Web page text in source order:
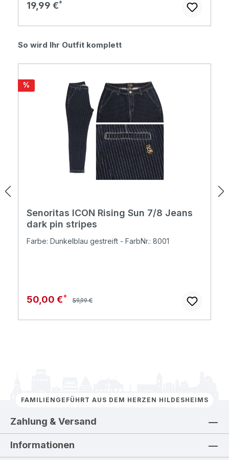
Regulärer Preis:
19,99 €
Produktgalerie überspringen
So wird Ihr Outfit komplett
Rabatt
%
Senoritas ICON Rising Sun 7/8 Jeans
dark pin stripes
Farbe: Dunkelblau gestreift - FarbNr.: 8001
Verkaufspreis:
50,00 € Regulärer Preis:
59,99 €
FAMILIENGEFÜHRT AUS DEM HERZEN HILDESHEIMS
Zahlung & Versand
Informationen